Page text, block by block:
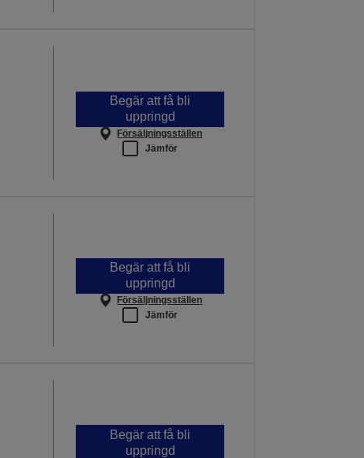
Begär att få bli
uppringd
Försäljningsställen
Jämför
Begär att få bli
uppringd
Försäljningsställen
Jämför
Begär att få bli
uppringd